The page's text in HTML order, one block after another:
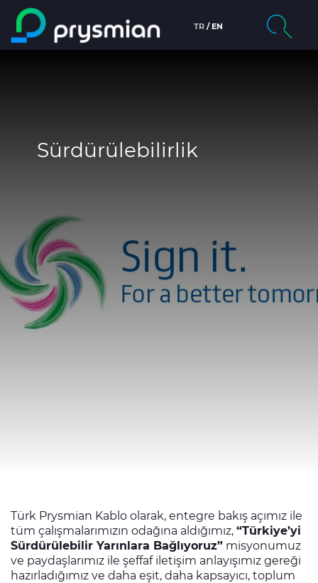
Ana içeriğe atla
TR EN
Ürünler
Bilgi Merkezi
Kariyer
Sürdürülebilirlik
C@P
Sürdürülebilirlik
Türk Prysmian Kablo olarak, entegre bakış açımız ile
tüm çalışmalarımızın odağına aldığımız, “Türkiye’yi
Sürdürülebilir Yarınlara Bağlıyoruz” misyonumuz
ve paydaşlarımız ile şeffaf iletişim anlayışımız gereği
hazırladığımız ve daha eşit, daha kapsayıcı, toplum